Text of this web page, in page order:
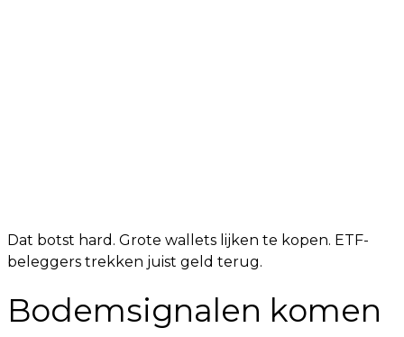
Dat botst hard. Grote wallets lijken te kopen. ETF-
beleggers trekken juist geld terug.
Bodemsignalen komen